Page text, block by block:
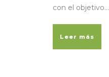
con el objetivo...
Leer más